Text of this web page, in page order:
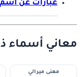
عبارات عن
معاني أسماء
معنى ميرالي